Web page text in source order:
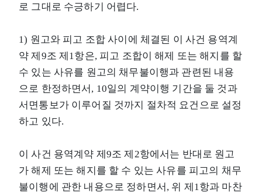
로 그대로 수긍하기 어렵다.
1) 원고와 피고 조합 사이에 체결된 이 사건 용역계
약 제9조 제1항은, 피고 조합이 해제 또는 해지를 할
수 있는 사유를 원고의 채무불이행과 관련된 내용
으로 한정하면서, 10일의 계약이행 기간을 둘 것과
서면통보가 이루어질 것까지 절차적 요건으로 설정
하고 있다.
이 사건 용역계약 제9조 제2항에서는 반대로 원고
가 해제 또는 해지를 할 수 있는 사유를 피고의 채무
불이행에 관한 내용으로 정하면서, 위 제1항과 마찬